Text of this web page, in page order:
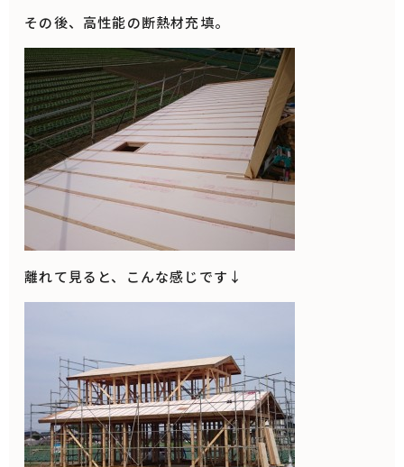
その後、高性能の断熱材充填。
離れて見ると、こんな感じです↓